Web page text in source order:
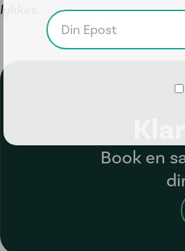
lykkes.
Book en